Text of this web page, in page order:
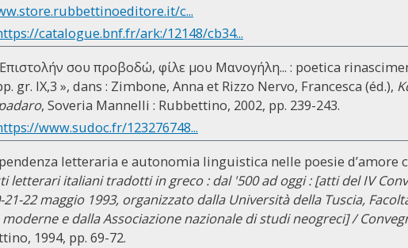
c...
catalogue.bnf.fr/ark:/12148/cb34...
σου προβοδώ, φίλε μου Μανογήλη... : poetica
gr. IX,3 », dans : Zimbone, Anna et Rizzo Nervo, Francesca (éd.),
, Soveria Mannelli : Rubbettino, 2002, pp. 239-243.
www.sudoc.fr/123276748...
letteraria e autonomia linguistica nelle poesie d’amore
letterari italiani tradotti in greco : dal '500 ad oggi : [atti del IV
22 maggio 1993, organizzato dalla Università della Tuscia,
e dalla Associazione nazionale di studi neogreci] /
1994, pp. 69-72.